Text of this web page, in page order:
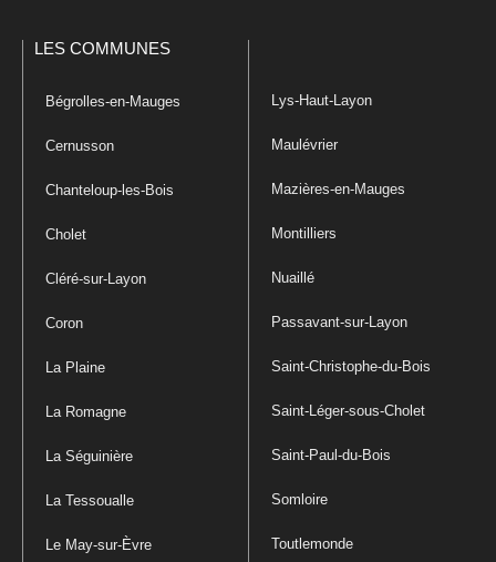
LES COMMUNES
Bégrolles-en-Mauges
Cernusson
Chanteloup-les-Bois
Cholet
Cléré-sur-Layon
Coron
La Plaine
La Romagne
La Séguinière
La Tessoualle
Le May-sur-Èvre
Lys-Haut-Layon
Maulévrier
Mazières-en-Mauges
Montilliers
Nuaillé
Passavant-sur-Layon
Saint-Christophe-du-Bois
Saint-Léger-sous-Cholet
Saint-Paul-du-Bois
Somloire
Toutlemonde